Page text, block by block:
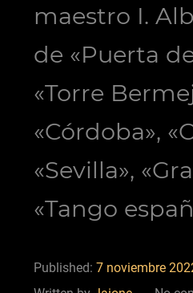
maestro I.
de «Puerta
«Torre
«Córdoba»,
«Sevilla»,
«Tango
Published: 7 noviembre